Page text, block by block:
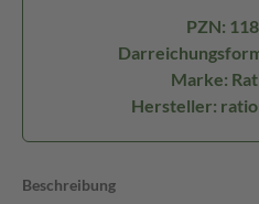
PZN:
Marke:
Hersteller:
Beschreibung